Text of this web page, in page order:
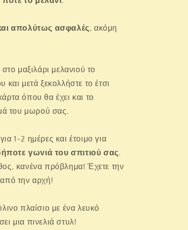
απολύτως ασφαλές, ακόμη
μαξιλάρι μελανιού το
και μετά ξεκολλήστε το έτσι
όπου θα έχει και το
του μωρού σας.
1-2 ημέρες και έτοιμο για
γωνιά του σπιτιού σας.
κανένα πρόβλημα! Έχετε την
από την αρχή!
πλαίσιο με ένα λευκό
μια πινελιά στυλ!